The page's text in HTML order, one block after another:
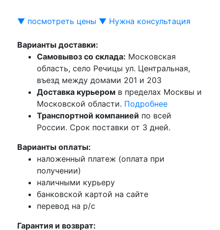
▼ посмотреть цены ▼ Нужна консультация
Варианты доставки:
Самовывоз со склада: Московская
область, село Речицы ул. Центральная,
въезд между домами 201 и 203
Доставка курьером в пределах Москвы и
Московской области. Подробнее
Транспортной компанией по всей
России. Срок поставки от 3 дней.
Варианты оплаты:
наложенный платеж (оплата при
получении)
наличными курьеру
банковской картой на сайте
перевод на р/с
Гарантия и возврат: